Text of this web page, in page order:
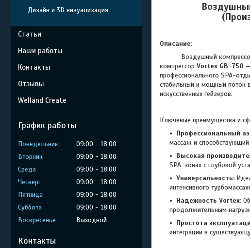
Описание:
Воздушный компрессор
компрессор Vortex GB-750
профессионального SPA-
стабильный и мощный поток
искусственных гейзеров.
Ключевые преимущества и
Профессиональный
массаж и
Высокая
SPA-зонах с глубокой
Универсальность:
интенсивного
Надежность Vortex:
продолжительным
Простота
интеграции в
Дизайн и 3D визуализация
Статьи
Наши работы
Контакты
Отзывы
Welland Create
График работы
Понедельник 09:00
18:00
Вторник
09:00
18:00
Среда
09:00
18:00
Четверг
09:00
18:00
Пятница
09:00
18:00
Суббота
09:00
18:00
Воскресенье
Выходной
Контакты